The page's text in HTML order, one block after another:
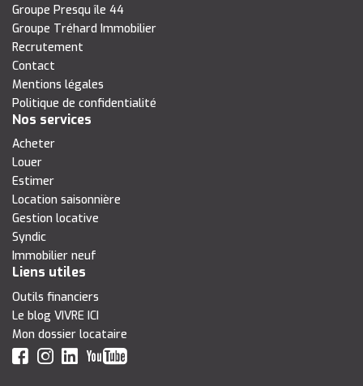
Groupe Presqu île 44
Groupe Tréhard Immobilier
Recrutement
Contact
Mentions légales
Politique de confidentialité
Nos services
Acheter
Louer
Estimer
Location saisonnière
Gestion locative
Syndic
Immobilier neuf
Liens utiles
Outils financiers
Le blog VIVRE ICI
Mon dossier locataire